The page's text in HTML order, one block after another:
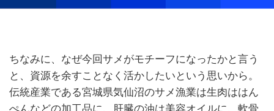
ちなみに、なぜ今回サメがモチーフになったかと言う
と、資源を余すことなく活かしたいという思いから。
伝統産業である宮城県気仙沼のサメ漁業は生肉ははん